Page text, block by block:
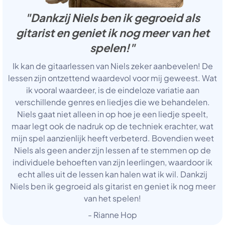
"Dankzij Niels ben ik gegroeid als
gitarist en geniet ik nog meer van het
spelen!"
Ik kan de gitaarlessen van Niels zeker aanbevelen! De
lessen zijn ontzettend waardevol voor mij geweest. Wat
ik vooral waardeer, is de eindeloze variatie aan
verschillende genres en liedjes die we behandelen.
Niels gaat niet alleen in op hoe je een liedje speelt,
maar legt ook de nadruk op de techniek erachter, wat
mijn spel aanzienlijk heeft verbeterd. Bovendien weet
Niels als geen ander zijn lessen af te stemmen op de
individuele behoeften van zijn leerlingen, waardoor ik
echt alles uit de lessen kan halen wat ik wil. Dankzij
Niels ben ik gegroeid als gitarist en geniet ik nog meer
van het spelen!
- Rianne Hop